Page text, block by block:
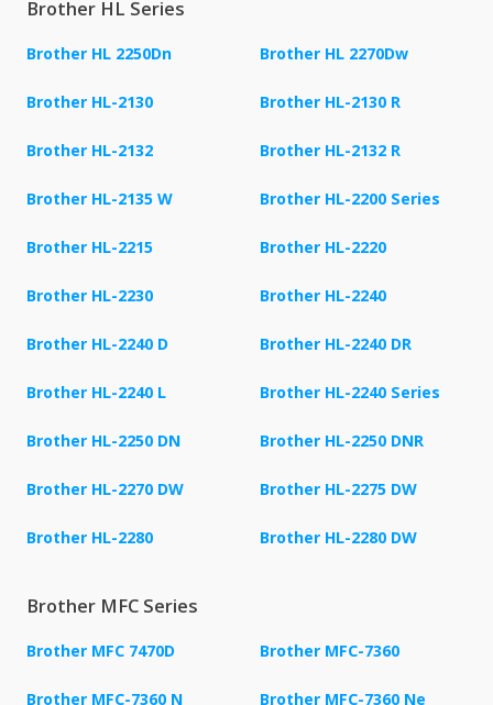
Brother HL Series
Brother HL 2250Dn Brother HL 2270Dw
Brother HL-2130 Brother HL-2130 R
Brother HL-2132 Brother HL-2132 R
Brother HL-2135 W Brother HL-2200 Series
Brother HL-2215 Brother HL-2220
Brother HL-2230 Brother HL-2240
Brother HL-2240 D Brother HL-2240 DR
Brother HL-2240 L Brother HL-2240 Series
Brother HL-2250 DN Brother HL-2250 DNR
Brother HL-2270 DW Brother HL-2275 DW
Brother HL-2280 Brother HL-2280 DW
Brother MFC Series
Brother MFC 7470D Brother MFC-7360
Brother MFC-7360 N Brother MFC-7360 Ne